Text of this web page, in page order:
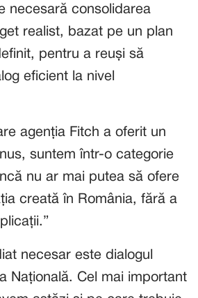
necesară consolidarea
realist, bazat pe un plan
pentru a reuși să
eficient la nivel
agenția Fitch a oferit un
suntem într-o categorie
nu ar mai putea să ofere
creată în România, fără a
necesar este dialogul
Națională. Cel mai important